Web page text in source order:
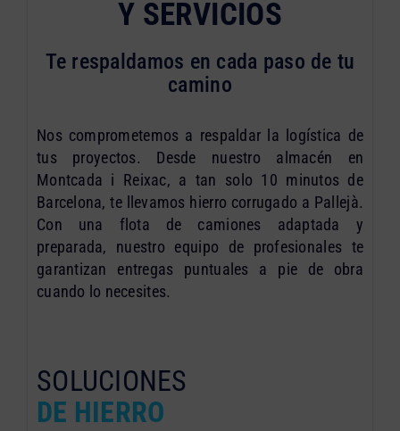
Y SERVICIOS
Te respaldamos en cada paso de tu
camino
Nos comprometemos a respaldar la logística de
tus proyectos. Desde nuestro almacén en
Montcada i Reixac, a tan solo 10 minutos de
Barcelona, te llevamos hierro corrugado a Pallejà.
Con una flota de camiones adaptada y
preparada, nuestro equipo de profesionales te
garantizan entregas puntuales a pie de obra
cuando lo necesites.
SOLUCIONES
DE HIERRO